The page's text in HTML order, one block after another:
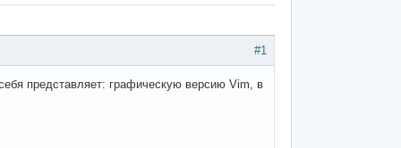
#1
представляет: графическую версию Vim, в